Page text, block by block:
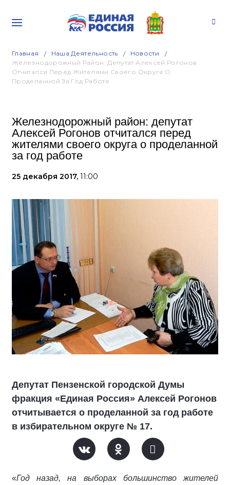
Главная Наша Деятельность
Новости
Железнодорожный Район: Депутат Алексей Рогонов
Отчитался Перед Жителями Своего Округа О
Проделанной За Год Работе
Железнодорожный район: депутат
Алексей Рогонов отчитался перед
жителями своего округа о проделанной
за год работе
25 декабря 2017, 11:00
Депутат Пензенской городской Думы
фракция «Единая Россия» Алексей Рогонов
отчитывается о проделанной за год работе
в избирательном округе № 17.
«Год назад, на выборах большинство жителей